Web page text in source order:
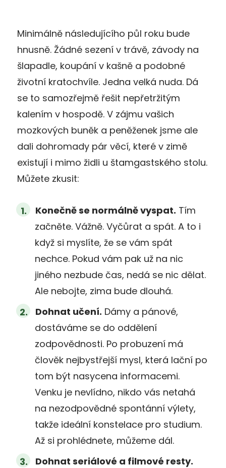
Minimálně následujícího půl roku bude
hnusně. Žádné sezení v trávě, závody na
šlapadle, koupání v kašně a podobné
životní kratochvíle. Jedna velká nuda. Dá
se to samozřejmě řešit nepřetržitým
kalením v hospodě. V zájmu vašich
mozkových buněk a peněženek jsme ale
dali dohromady pár věcí, které v zimě
existují i mimo židli u štamgastského stolu.
Můžete zkusit:
Konečně se normálně vyspat. Tím
začněte. Vážně. Vyčůrat a spát. A to i
když si myslíte, že se vám spát
nechce. Pokud vám pak už na nic
jiného nezbude čas, nedá se nic dělat.
Ale nebojte, zima bude dlouhá.
Dohnat učení. Dámy a pánové,
dostáváme se do oddělení
zodpovědnosti. Po probuzení má
člověk nejbystřejší mysl, která lační po
tom být nasycena informacemi.
Venku je nevlídno, nikdo vás netahá
na nezodpovědné spontánní výlety,
takže ideální konstelace pro studium.
Až si prohlédnete, můžeme dál.
Dohnat seriálové a filmové resty.